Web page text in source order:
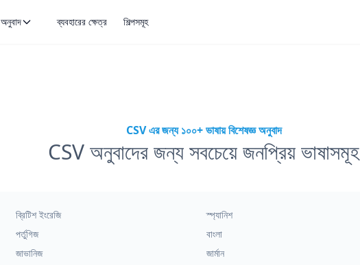
অনুবাদ ব্যবহারের ক্ষেত্র শিল্পসমূহ
CSV এর জন্য ১০০+ ভাষায় বিশেষজ্ঞ অনুবাদ
CSV অনুবাদের জন্য সবচেয়ে জনপ্রিয় ভাষাসমূহ
ব্রিটিশ ইংরেজি স্প্যানিশ
পর্তুগিজ বাংলা
জাভানিজ জার্মান